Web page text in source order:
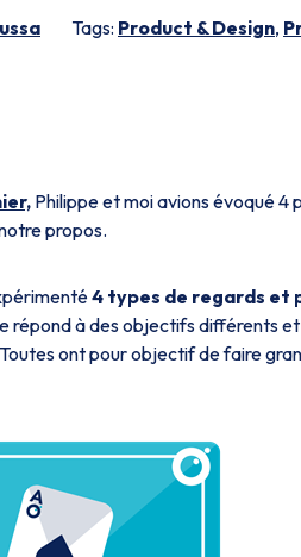
Tags: Product & Design,
Philippe et moi avions évoqué 4
propos.
4 types de regards et
répond à des objectifs différents
ont pour objectif de faire